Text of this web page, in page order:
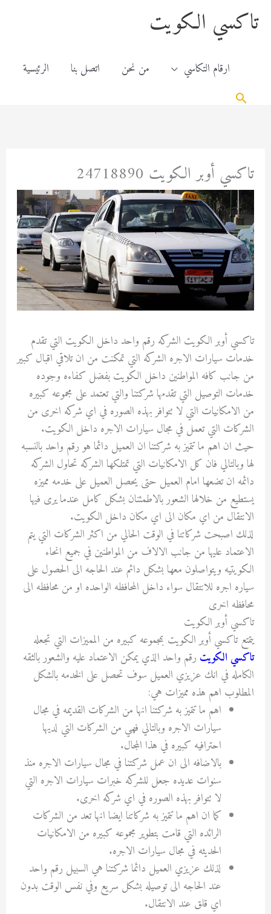
content
تخطيتاكسي الكويت
ارقام التكاسي من نحن اتصل بنا الرئيسية
البحث
تاكسي أوبر الكويت 24718890
تاكسي أوبر الكويت الشركه رقم واحد داخل الكويت التي تقدم
خدمات سيارات الاجره الشركه التي تمكنت من ان تلاقي اقبال كبير
من جانب كافه المواطنين داخل الكويت بفضل كفاءه وجوده
خدمات التوصيل التي تقدمها شركتنا والتي تعتمد على مجموعه كبيره
من الامكانيات التي لا تتوافر بهذه الصوره في اي شركه اخرى من
الشركات التي تعمل في مجال سيارات الاجره داخل الكويت.
حيث ان اهم ما تتميز به شركتنا ان العميل دائما هو رقم واحد بالنسبه
لها وبالتالي فان كل الامكانيات التي تمتلكها الشركه تحاول الشركه
دائمه ان تضعها امام العميل حتى يحصل العميل على خدمه مميزه
يستطيع من خلالها الشعور بالاطمئنان بشكل كامل عندما يرى فيها
الانتقال من اي مكان الى اي مكان داخل الكويت.
لذلك اصبحت شركاتنا في الوقت الحالي من اكثر الشركات التي يتم
الاعتماد عليها من جانب الالاف من المواطنين في جميع انحاء
الكويتيه ويتواصلون معها بشكل دائم عند الحاجه الى الحصول على
سياره اجره للانتقال سواء داخل المحافظه الواحده او من محافظه الى
محافظه اخرى
تاكسي أوبر الكويت
يتمتع تاكسي أوبر الكويت بمجموعه كبيره من المميزات التي تجعله
تاكسي الكويت رقم واحد الذي يمكن الاعتماد عليه والشعور بالثقه
الكامله في انك عزيزي العميل سوف تحصل على الخدمه بالشكل
المطلوب اهم هذه مميزات هي:
اهم ما تتميز به شركتنا انها من الشركات القديمه في مجال
سيارات الاجره وبالتالي فهي من الشركات التي لديها
احترافيه كبيره في هذا المجال.
بالاضافه الى ان عمل شركتنا في مجال سيارات الاجره منذ
سنوات عديده جعل للشركه خبرات سيارات الاجره التي
لا تتوافر بهذه الصوره في اي شركه اخرى.
كما ان اهم ما تتميز به شركاتنا ايضا انها تعد من الشركات
الرائده التي قامت بتطوير مجموعه كبيره من الامكانيات
الحديثه في مجال سيارات الاجره.
لذلك عزيزي العميل دائما شركتنا هي السبيل رقم واحد
عند الحاجه الى توصيله بشكل سريع وفي نفس الوقت بدون
اي قلق عند الانتقال.